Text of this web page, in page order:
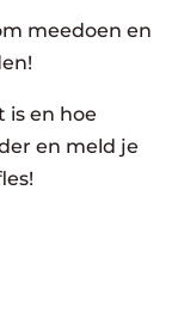
meedoen en
is en hoe
en meld je